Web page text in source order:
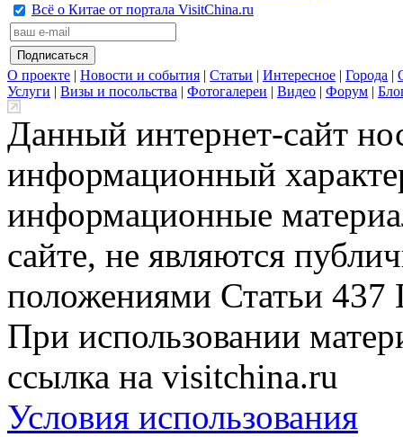
Всё о Китае от портала VisitChina.ru
О проекте | Новости и события | Статьи | Интересное | Города |
Услуги | Визы и посольства | Фотогалереи | Видео | Форум |
Данный интернет-сайт
информационный
информационные
сайте, не являются
положениями Статьи 437
При использовании
ссылка на visitchina.ru
Условия использования